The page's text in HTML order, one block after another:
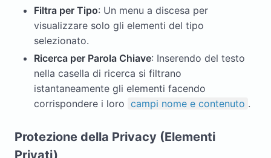
Filtra per Tipo: Un menu a discesa per
visualizzare solo gli elementi del tipo
selezionato.
Ricerca per Parola Chiave: Inserendo del testo
nella casella di ricerca si filtrano
istantaneamente gli elementi facendo
corrispondere i loro campi nome e contenuto .
Protezione della Privacy (Elementi
Privati)